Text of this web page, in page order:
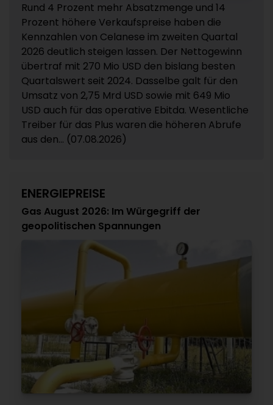
Rund 4 Prozent mehr Absatzmenge und 14
Prozent höhere Verkaufspreise haben die
Kennzahlen von Celanese im zweiten Quartal
2026 deutlich steigen lassen. Der Nettogewinn
übertraf mit 270 Mio USD den bislang besten
Quartalswert seit 2024. Dasselbe galt für den
Umsatz von 2,75 Mrd USD sowie mit 649 Mio
USD auch für das operative Ebitda. Wesentliche
Treiber für das Plus waren die höheren Abrufe
aus den... (07.08.2026)
ENERGIEPREISE
Gas August 2026: Im Würgegriff der
geopolitischen Spannungen